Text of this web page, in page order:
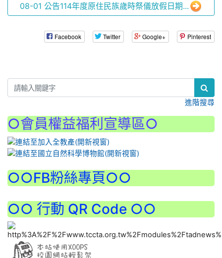
08-01 公告114年度原住民族歲時祭儀放假日期...
Facebook Twitter Google+ Pinterest
進階搜尋
○會員權益福利宣導區○
○○FB粉絲專頁○○
○○ 行動 QR Code ○○